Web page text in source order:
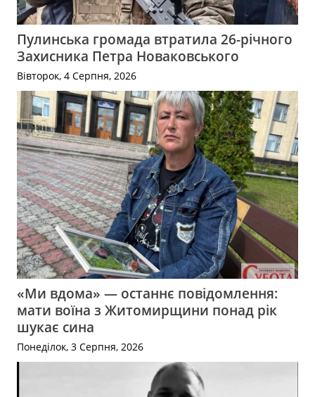
Пулинська громада втратила 26-річного
Захисника Петра Новаковського
Вівторок, 4 Серпня, 2026
«Ми вдома» — останнє повідомлення:
мати воїна з Житомирщини понад рік
шукає сина
Понеділок, 3 Серпня, 2026